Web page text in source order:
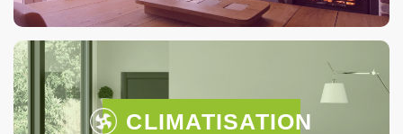
CLIMATISATION